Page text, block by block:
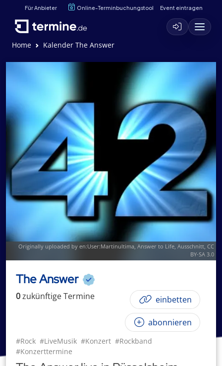
Für Anbieter Online-Terminbuchungstool Event eintragen
Home Kalender The Answer
Originally uploaded by en:User:Martinultima, Answer to Life, Ausschnitt, CC
BY-SA 3.0
The Answer
0zukünftigeTermine einbetten
abonnieren
#Rock #LiveMusik #Konzert #Rockband
#Konzerttermine